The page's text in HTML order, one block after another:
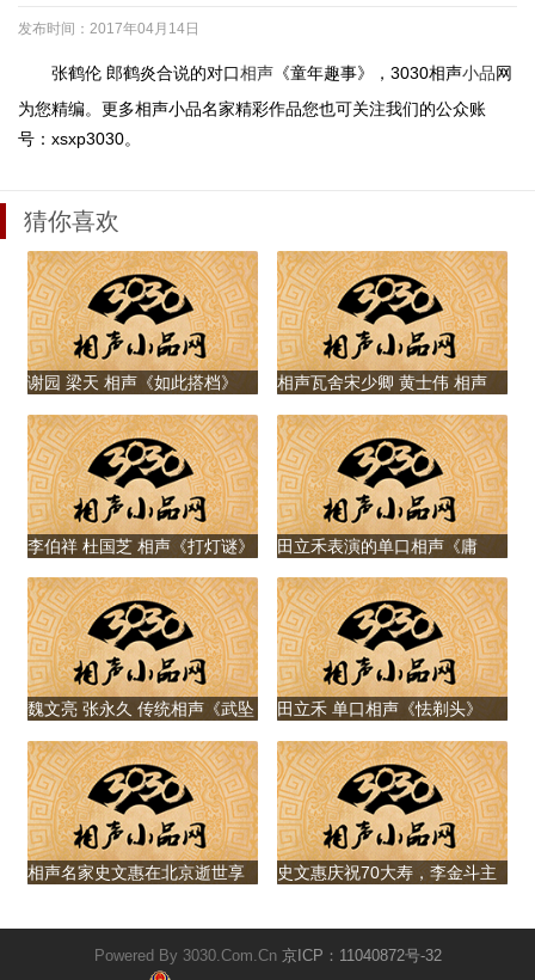
声《幸福生活》
鹤彪 阎鹤祥 相声
《红花绿叶》清晰
声《想唱就唱》清
晰版
声《幸福是什么》
张鹤伦 郎鹤炎 相
发布时间：2017年04月14日
张鹤伦 郎鹤炎合说的对口相声 《童年趣事》， 3030相声小品网
为您精编。更多相声小品名家精彩作品您也可关注我们的公众账
号：xsxp3030。
猜你喜欢
谢园 梁天 相声《如此搭档》
相声瓦舍宋少卿 黄士伟 相声
李伯祥 杜国芝 相声《打灯谜》
田立禾表演的单口相声《庸
魏文亮 张永久 传统相声《武坠
田立禾 单口相声《怯剃头》
相声名家史文惠在北京逝世享
史文惠庆祝70大寿，李金斗主
Powered By 3030.Com.Cn 京ICP：11040872号-32